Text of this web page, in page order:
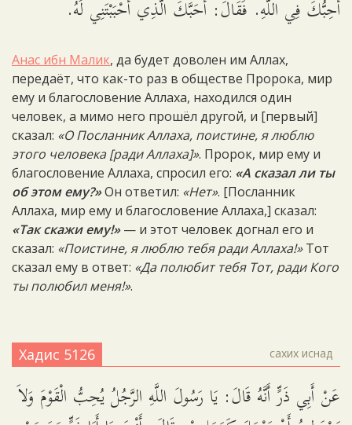
أُحِبُّكَ فِي اللَّهِ. فَقَالَ: أَحَبَّكَ الَّذِي أَحْبَبْتَنِي لَهُ.
Анас ибн Малик, да будет доволен им Аллах,
передаёт, что как-то раз в обществе Пророка, мир
ему и благословение Аллаха, находился один
человек, а мимо него прошёл другой, и [первый]
сказал: «О Посланник Аллаха, поистине, я люблю
этого человека [ради Аллаха]». Пророк, мир ему и
благословение Аллаха, спросил его: «А сказал ли ты
об этом ему?»Он ответил: «Нет». [Посланник
Аллаха, мир ему и благословение Аллаха,] сказал:
«Так скажи ему!»— и этот человек догнал его и
сказал: «Поистине, я люблю тебя ради Аллаха!»Тот
сказал ему в ответ: «Да полюбит тебя Тот, ради Кого
ты полюбил меня!».
Хадис 5126 сахих иснад
عَنْ أَبِي ذَرٍّ أَنَّهُ قَالَ: يَا رَسُولَ اللَّهِ الرَّجُلُ يُحِبُّ الْقَوْمَ وَلاَ